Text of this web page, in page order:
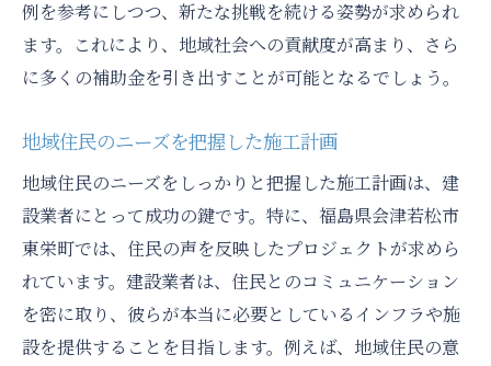
建設業の未来を見据えた人材育成と技術革
新
ン
将来を見据えた補助金ガイドラインの策定
例を参考にしつつ、新たな挑戦を続ける姿勢が求められ
ます。これにより、地域社会への貢献度が高まり、さら
に多くの補助金を引き出すことが可能となるでしょう。
地域住民のニーズを把握した施工計画
地域住民のニーズをしっかりと把握した施工計画は、建
設業者にとって成功の鍵です。特に、福島県会津若松市
東栄町では、住民の声を反映したプロジェクトが求めら
れています。建設業者は、住民とのコミュニケーション
を密に取り、彼らが本当に必要としているインフラや施
設を提供することを目指します。例えば、地域住民の意